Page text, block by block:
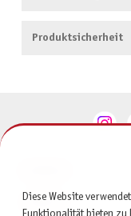
Produktsicherheit
SERVICE
Diese Website